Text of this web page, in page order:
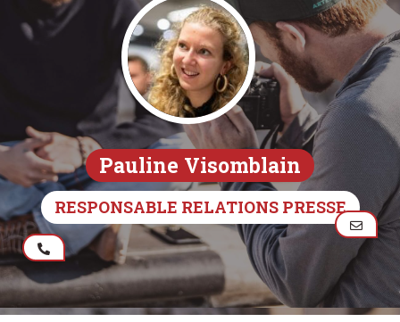
Pauline Visomblain
RESPONSABLE RELATIONS PRESSE